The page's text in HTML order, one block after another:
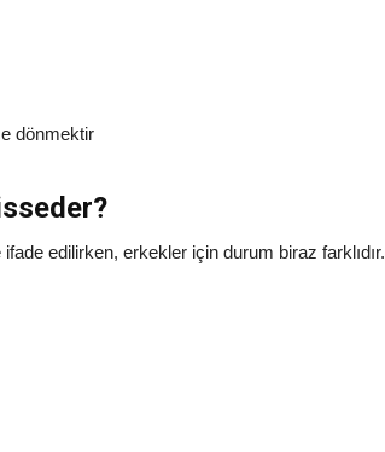
dönmektir
edilirken, erkekler için durum biraz farklıdır.